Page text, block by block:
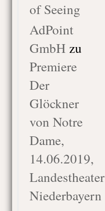
of Seeing
AdPoint
GmbH zu
Premiere
Der
Glöckner
von Notre
Dame,
14.06.2019,
Landestheater
Niederbayern